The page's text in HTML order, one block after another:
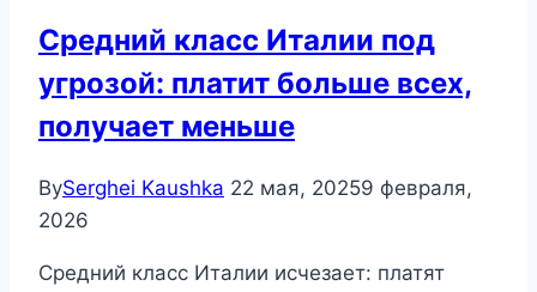
Средний класс Италии под
угрозой: платит больше всех,
получает меньше
BySerghei Kaushka 22 мая, 20259 февраля,
2026
Средний класс Италии исчезает: платят